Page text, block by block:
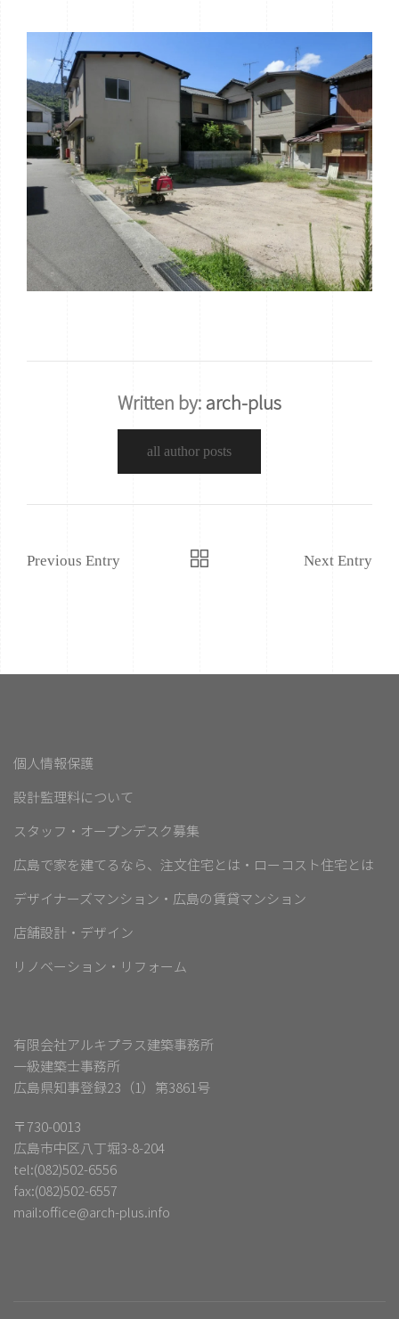
Written by:arch-plus
all author posts
Previous Entry Next Entry
個人情報保護
設計監理料について
スタッフ・オープンデスク募集
広島で家を建てるなら、注文住宅とは・ローコスト住宅とは
デザイナーズマンション・広島の賃貸マンション
店舗設計・デザイン
リノベーション・リフォーム
有限会社アルキプラス建築事務所
一級建築士事務所
広島県知事登録23（1）第3861号
〒730-0013
広島市中区八丁堀3-8-204
tel:(082)502-6556
fax:(082)502-6557
mail:office@arch-plus.info